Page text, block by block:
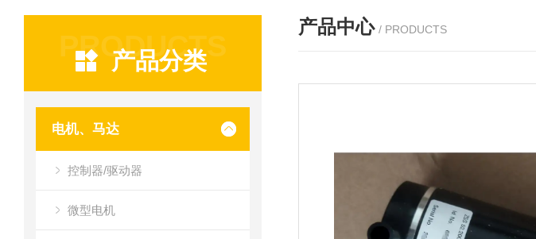
PRODUCTS
产品分类
电机、马达
控制器/驱动器
微型电机
产品中心 / PRODUCTS